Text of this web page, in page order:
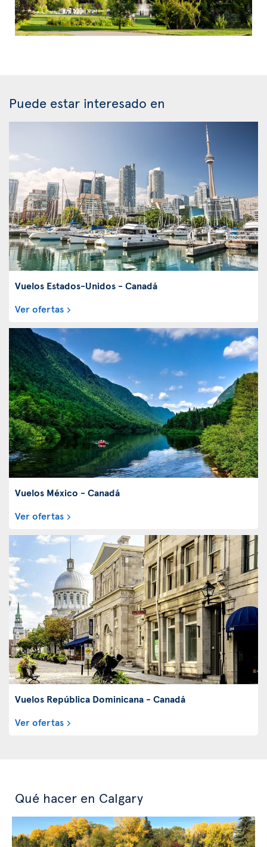
Puede estar interesado en
Vuelos Estados-Unidos - Canadá
Ver ofertas
Vuelos México - Canadá
Ver ofertas
Vuelos República Dominicana - Canadá
Ver ofertas
Qué hacer en Calgary